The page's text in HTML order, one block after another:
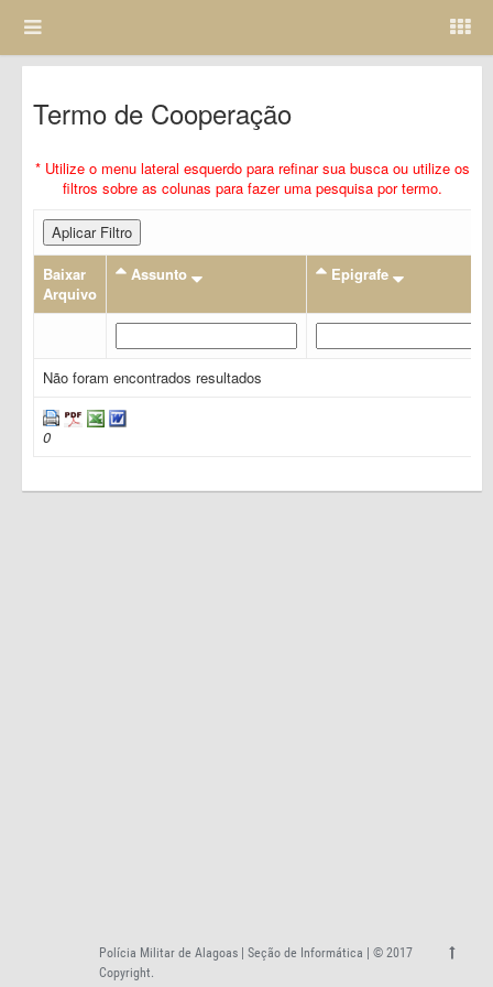
Termo de Cooperação
* Utilize o menu lateral esquerdo para refinar sua busca ou utilize os
filtros sobre as colunas para fazer uma pesquisa por termo.
Aplicar Filtro
Baixar
Arquivo
Assunto Epigrafe
Não foram encontrados resultados
0
Polícia Militar de Alagoas | Seção de Informática | © 2017
Copyright.